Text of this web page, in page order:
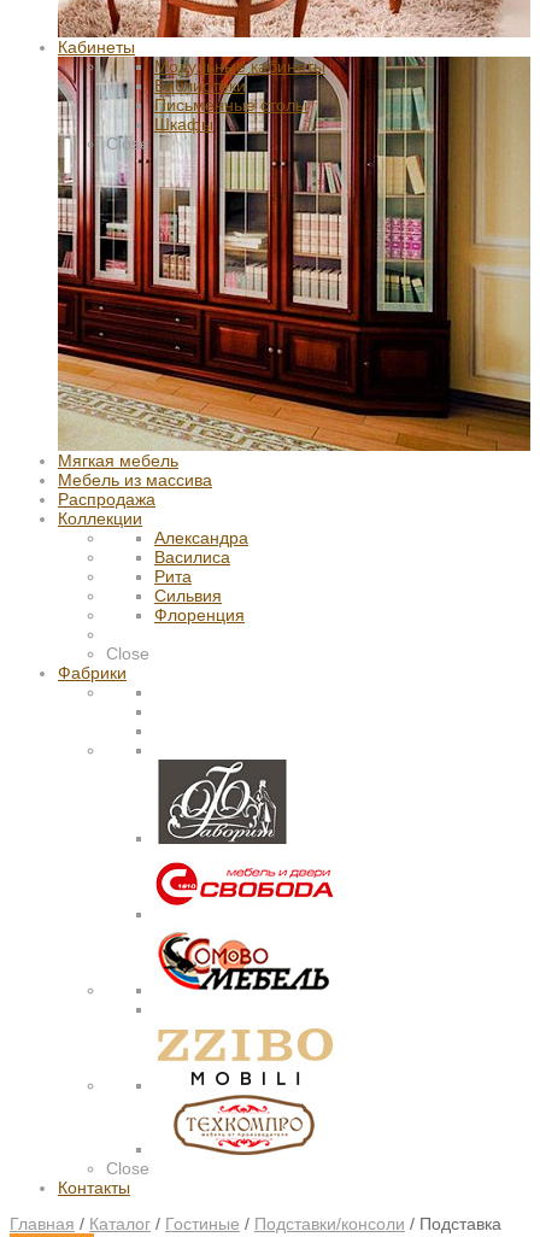
Кабинеты
Модульные кабинеты
Библиотеки
Письменные столы
Шкафы
Close
Мягкая мебель
Мебель из массива
Распродажа
Коллекции
Александра
Василиса
Рита
Сильвия
Флоренция
Close
Фабрики
Close
Контакты
Главная / Каталог / Гостиные / Подставки/консоли / Подставка